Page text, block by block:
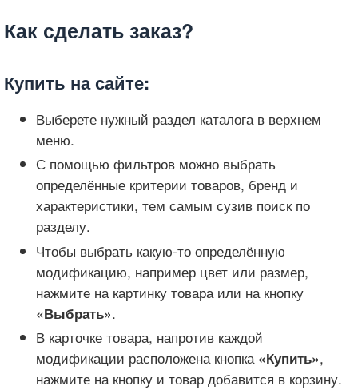
Как сделать заказ?
Купить на сайте:
Выберете нужный раздел каталога в верхнем
меню.
С помощью фильтров можно выбрать
определённые критерии товаров, бренд и
характеристики, тем самым сузив поиск по
разделу.
Чтобы выбрать какую-то определённую
модификацию, например цвет или размер,
нажмите на картинку товара или на кнопку
«Выбрать».
В карточке товара, напротив каждой
модификации расположена кнопка «Купить»,
нажмите на кнопку и товар добавится в корзину.